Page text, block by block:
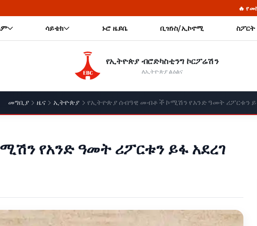
🔥 የመከላከያ ሠራዊት
ሳይቴክ ኑሮ ዜይቤ ቢዝነስ/ኢኮኖሚ ስፖርት
የኢትዮጵያ ብሮድካስቲንግ ኮርፖሬሽን
ለኢትዮጵያ ልዕልና
መግቢያ ዜና ኢትዮጵያ የኢትዮጵያ ሰብዓዊ መብቶች ኮሚሽን የአንድ ዓመት ሪፖርቱን
የአንድ ዓመት ሪፖርቱን ይፋ አደረገ